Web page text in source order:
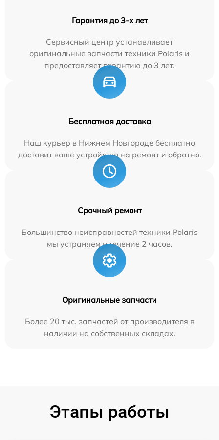
Гарантия до 3-х лет
Сервисный центр устанавливает
оригинальные запчасти техники Polaris и
предоставляет гарантию до 3 лет.
Бесплатная доставка
Наш курьер в Нижнем Новгороде бесплатно
доставит ваше устройство на ремонт и обратно.
Срочный ремонт
Большинство неисправностей техники Polaris
мы устраняем в течение 2 часов.
Оригинальные запчасти
Более 20 тыс. запчастей от производителя в
наличии на собственных складах.
Этапы работы